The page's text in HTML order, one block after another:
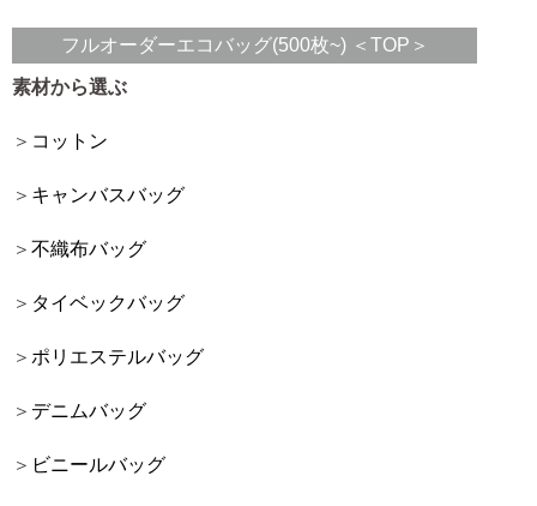
フルオーダーエコバッグ(500枚~) ＜TOP＞
素材から選ぶ
コットン
キャンバスバッグ
不織布バッグ
タイベックバッグ
ポリエステルバッグ
デニムバッグ
ビニールバッグ